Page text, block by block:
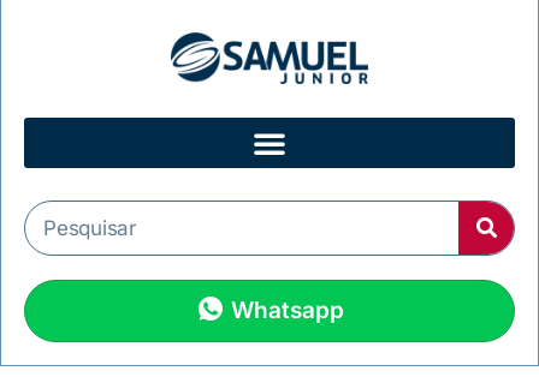
Whatsapp